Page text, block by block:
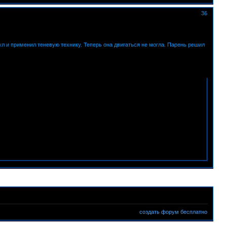
36
применил теневую технику. Теперь она двигаться не могла. Парень решил
создать форум бесплатно